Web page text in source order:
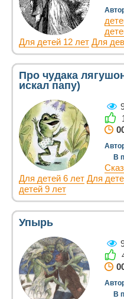
Для детей 12 лет Для
Про чудака
искал папу)
В
Для детей 6 лет Для
детей 9 лет
Упырь
В